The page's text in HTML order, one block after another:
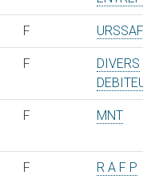
F
F
DIVERS
F MNT
F R A F P